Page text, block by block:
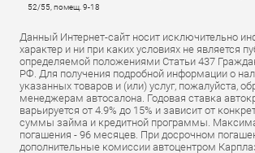
52/55, помещ. 9-18
Данный Интернет-сайт носит исключительно
характер и ни при каких условиях не является
определяемой положениями Статьи 437
РФ. Для получения подробной информации о
указанных товаров и (или) услуг, пожалуйста,
менеджерам автосалона. Годовая ставка
варьируется от 4.9% до 15% и зависит от
суммы займа и кредитной программы.
погашения - 96 месяцев. При досрочном
дополнительные комиссии автоцентром